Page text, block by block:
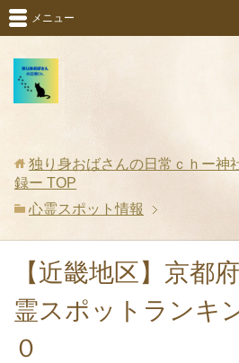
メニュー
独り身おばさんの日常ｃｈー神
録ー TOP
心霊スポット情報
【近畿地区】京都
霊スポットランキ
０